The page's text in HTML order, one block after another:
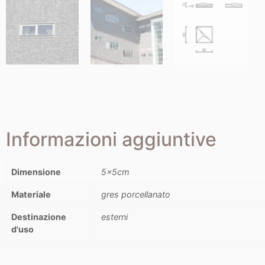
Informazioni aggiuntive
Dimensione 5x5cm
Materiale gres porcellanato
Destinazione
d'uso
esterni